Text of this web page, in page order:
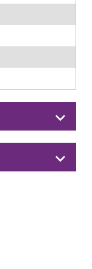
keyboard_arrow_down
keyboard_arrow_down